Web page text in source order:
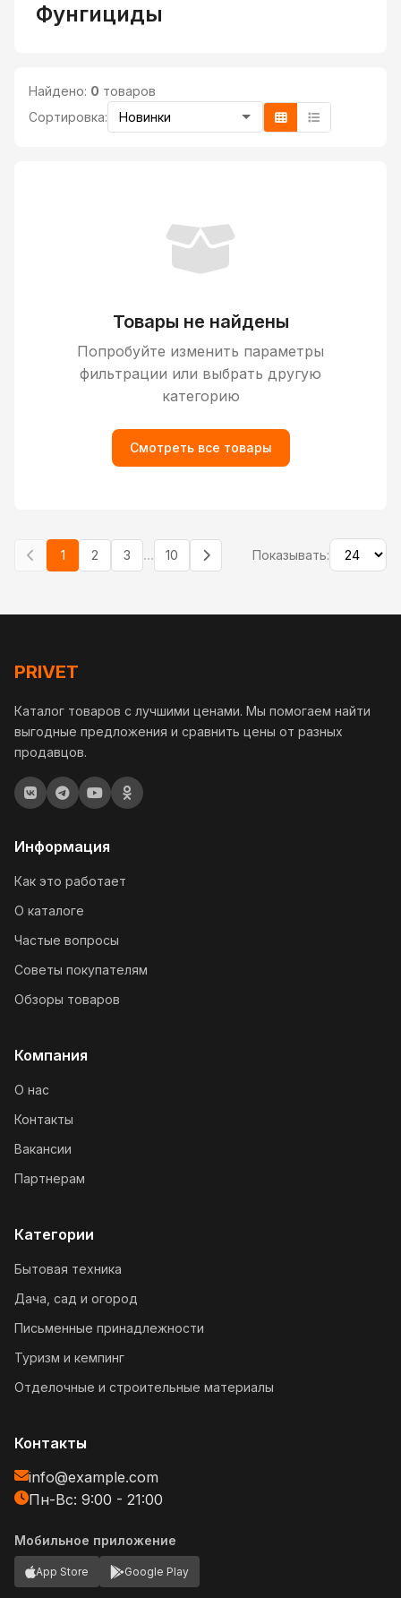
Фунгициды
Найдено: 0 товаров
Сортировка:
Товары не найдены
Попробуйте изменить параметры
фильтрации или выбрать другую
категорию
Смотреть все товары
1 2 3 ... 10 Показывать:
PRIVET
Каталог товаров с лучшими ценами. Мы помогаем найти
выгодные предложения и сравнить цены от разных
продавцов.
Информация
Как это работает
О каталоге
Частые вопросы
Советы покупателям
Обзоры товаров
Компания
О нас
Контакты
Вакансии
Партнерам
Категории
Бытовая техника
Дача, сад и огород
Письменные принадлежности
Туризм и кемпинг
Отделочные и строительные материалы
Контакты
info@example.com
Пн-Вс: 9:00 - 21:00
Мобильное приложение
App Store Google Play